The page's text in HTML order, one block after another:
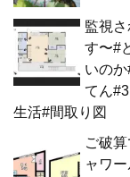
監視
す〜#
いの
てん
生活#間取り図
ご破
ャワ